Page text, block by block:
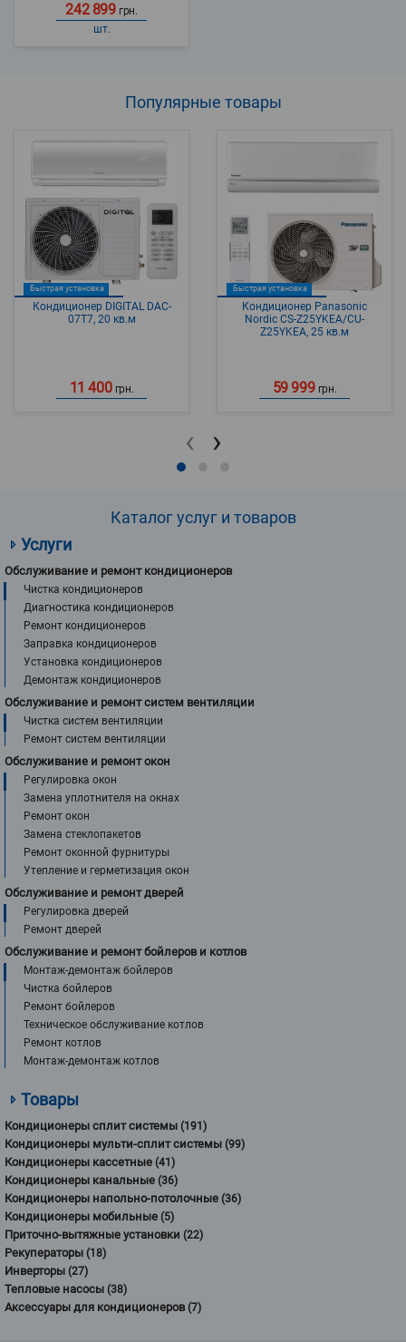
242 899 грн.
шт.
Популярные товары
Быстрая установка
Кондиционер DIGITAL DAC-
07T7, 20 кв.м
11 400 грн.
Быстрая установка
Кондиционер Panasonic
Nordic CS-Z25YKEA/CU-
Z25YKEA, 25 кв.м
59 999 грн.
‹ ›
Каталог услуг и товаров
Услуги
Обслуживание и ремонт кондиционеров
Чистка кондиционеров
Диагностика кондиционеров
Ремонт кондиционеров
Заправка кондиционеров
Установка кондиционеров
Демонтаж кондиционеров
Обслуживание и ремонт систем вентиляции
Чистка систем вентиляции
Ремонт систем вентиляции
Обслуживание и ремонт окон
Регулировка окон
Замена уплотнителя на окнах
Ремонт окон
Замена стеклопакетов
Ремонт оконной фурнитуры
Утепление и герметизация окон
Обслуживание и ремонт дверей
Регулировка дверей
Ремонт дверей
Обслуживание и ремонт бойлеров и котлов
Монтаж-демонтаж бойлеров
Чистка бойлеров
Ремонт бойлеров
Техническое обслуживание котлов
Ремонт котлов
Монтаж-демонтаж котлов
Товары
Кондиционеры сплит системы (191)
Кондиционеры мульти-сплит системы (99)
Кондиционеры кассетные (41)
Кондиционеры канальные (36)
Кондиционеры напольно-потолочные (36)
Кондиционеры мобильные (5)
Приточно-вытяжные установки (22)
Рекуператоры (18)
Инверторы (27)
Тепловые насосы (38)
Аксессуары для кондиционеров(7)